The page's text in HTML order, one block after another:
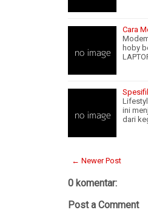
Cara
hoby
ini
dari
← Newer Post
0 komentar:
Post a Comment